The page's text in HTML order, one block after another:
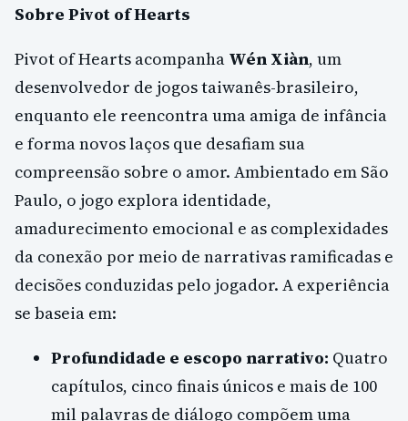
Sobre Pivot of Hearts
Pivot of Hearts acompanha Wén Xiàn, um
desenvolvedor de jogos taiwanês-brasileiro,
enquanto ele reencontra uma amiga de infância
e forma novos laços que desafiam sua
compreensão sobre o amor. Ambientado em São
Paulo, o jogo explora identidade,
amadurecimento emocional e as complexidades
da conexão por meio de narrativas ramificadas e
decisões conduzidas pelo jogador. A experiência
se baseia em:
Profundidade e escopo narrativo: Quatro
capítulos, cinco finais únicos e mais de 100
mil palavras de diálogo compõem uma